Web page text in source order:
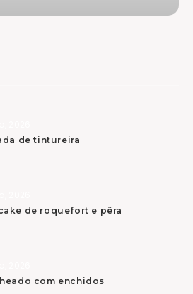
de tintureira
de roquefort e pêra
com enchidos